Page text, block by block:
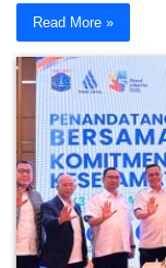
Read More »